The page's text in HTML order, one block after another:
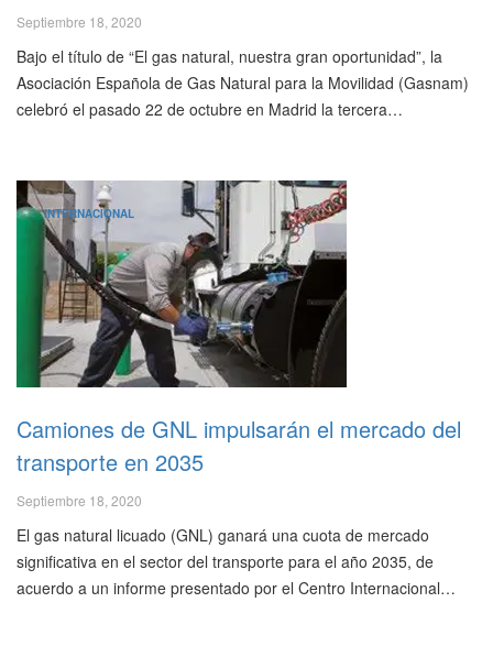
Septiembre 18, 2020
Bajo el título de “El gas natural, nuestra gran oportunidad”, la
Asociación Española de Gas Natural para la Movilidad (Gasnam)
celebró el pasado 22 de octubre en Madrid la tercera…
INTERNACIONAL
Camiones de GNL impulsarán el mercado del
transporte en 2035
Septiembre 18, 2020
El gas natural licuado (GNL) ganará una cuota de mercado
significativa en el sector del transporte para el año 2035, de
acuerdo a un informe presentado por el Centro Internacional…